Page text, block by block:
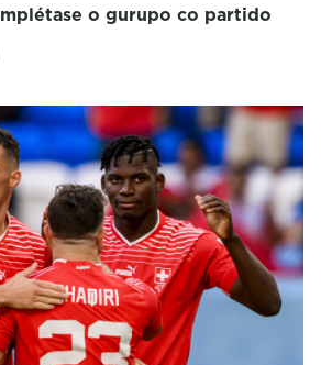
o gurupo co partido